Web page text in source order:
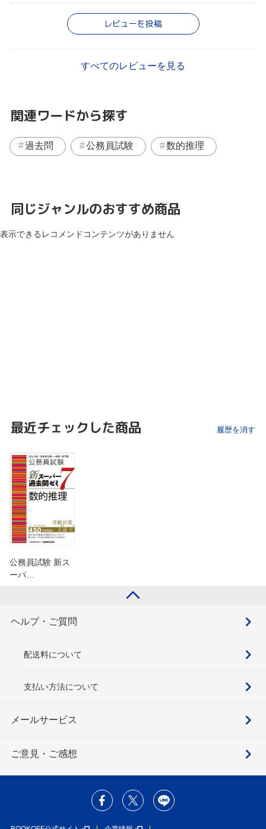
レビューを投稿
すべてのレビューを見る
関連ワードから探す
過去問 公務員試験 数的推理
同じジャンルのおすすめ商品
表示できるレコメンドコンテンツがありません
最近チェックした商品 履歴を消す
公務員試験 新ス
ーパ…
ヘルプ・ご質問
配送料について
支払い方法について
メールサービス
ご意見・ご感想